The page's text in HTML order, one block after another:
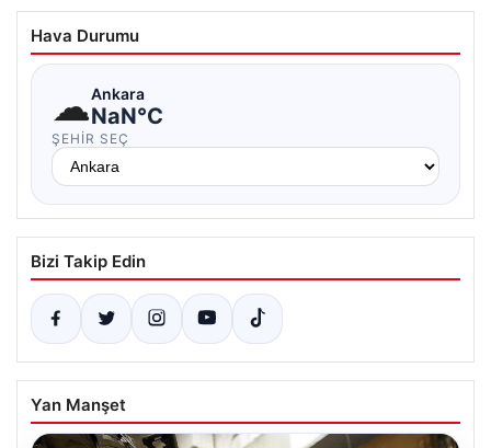
Hava Durumu
☁Ankara
NaN°C
ŞEHIR SEÇ
Bizi Takip Edin
Yan Manşet